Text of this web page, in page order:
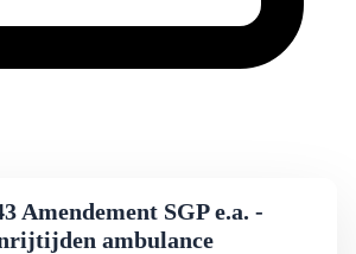
Amendement SGP e.a. -
ambulance